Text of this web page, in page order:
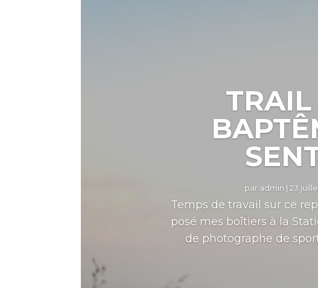
par admin | 23
Temps de travail sur ce
posé mes boîtiers à la
de photographe de